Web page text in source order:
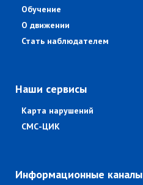
Обучение
О движении
Стать наблюдателем
Наши сервисы
Карта нарушений
СМС-ЦИК
Информационные каналы